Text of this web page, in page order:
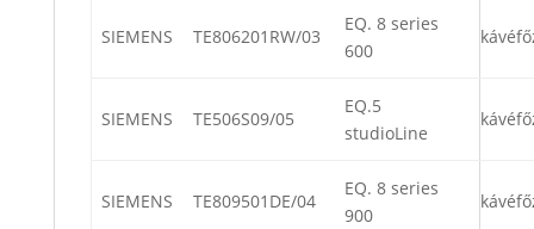
SIEMENS TE806201RW/03
EQ. 8 series
600
SIEMENS TE506S09/05
EQ.5
studioLine
SIEMENS TE809501DE/04
EQ. 8 series
900